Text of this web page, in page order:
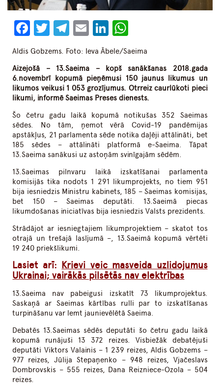
Facebook
Twitter
Telegram
EmailLinkedIn
Aldis Gobzems. Foto: Ieva Ābele/Saeima
Aizejošā – 13.Saeima – kopš sanākšanas 2018.gada
6.novembrī kopumā pieņēmusi 150 jaunus likumus un
likumos veikusi 1 053 grozījumus. Otrreiz caurlūkoti pieci
likumi, informē Saeimas Preses dienests.
Šo četru gadu laikā kopumā notikušas 352 Saeimas
sēdes. No tām, ņemot vērā Covid-19 pandēmijas
apstākļus, 21 parlamenta sēde notika daļēji attālināti, bet
185 sēdes – attālināti platformā e-Saeima. Tāpat
13.Saeima sanākusi uz astoņām svinīgajām sēdēm.
13.Saeimas pilnvaru laikā izskatīšanai parlamenta
komisijās tika nodots 1 291 likumprojekts, no tiem 951
bija iesniedzis Ministru kabinets, 185 – Saeimas komisijas,
bet 150 – Saeimas deputāti. 13.Saeimā piecas
likumdošanas iniciatīvas bija iesniedzis Valsts prezidents.
Strādājot ar iesniegtajiem likumprojektiem – skatot tos
otrajā un trešajā lasījumā –, 13.Saeimā kopumā vērtēti
19 240 priekšlikumi.
Lasiet arī: Krievi veic masveida uzlidojumus
Ukrainai; vairākās pilsētās nav elektrības
13.Saeima nav pabeigusi izskatīt 73 likumprojektus.
Saskaņā ar Saeimas kārtības rulli par to izskatīšanas
turpināšanu var lemt jaunievēlētā Saeima.
Debatēs 13.Saeimas sēdēs deputāti šo četru gadu laikā
kopumā runājuši 13 372 reizes. Visbiežāk debatējuši
deputāti Viktors Valainis – 1 239 reizes, Aldis Gobzems –
977 reizes, Jūlija Stepaņenko – 948 reizes, Vjačeslavs
Dombrovskis – 555 reizes, Dana Reizniece-Ozola – 504
reizes.